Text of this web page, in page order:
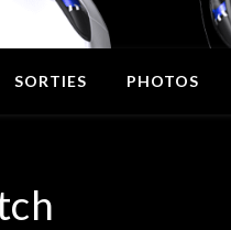
SORTIES PHOTOS